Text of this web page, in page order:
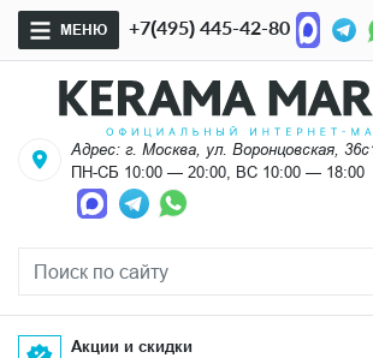
МЕНЮ +7(495) 445-42-80
Адрес: г. Москва, ул. Воронцовская,
ПН-СБ 10:00 — 20:00, ВС 10:00 — 18:00
Акции и скидки